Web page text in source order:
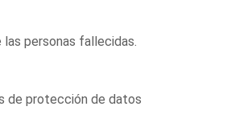
personas fallecidas.
de protección de datos